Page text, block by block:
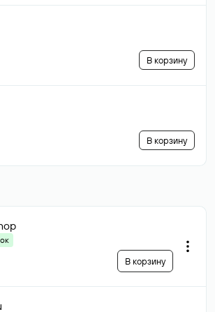
В корзину
В корзину
В корзину